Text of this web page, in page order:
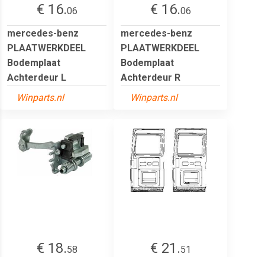
€ 16.06
mercedes-benz
PLAATWERKDEEL
Bodemplaat
Achterdeur L
Winparts.nl
€ 16.06
mercedes-benz
PLAATWERKDEEL
Bodemplaat
Achterdeur R
Winparts.nl
€ 18.58
€ 21.51